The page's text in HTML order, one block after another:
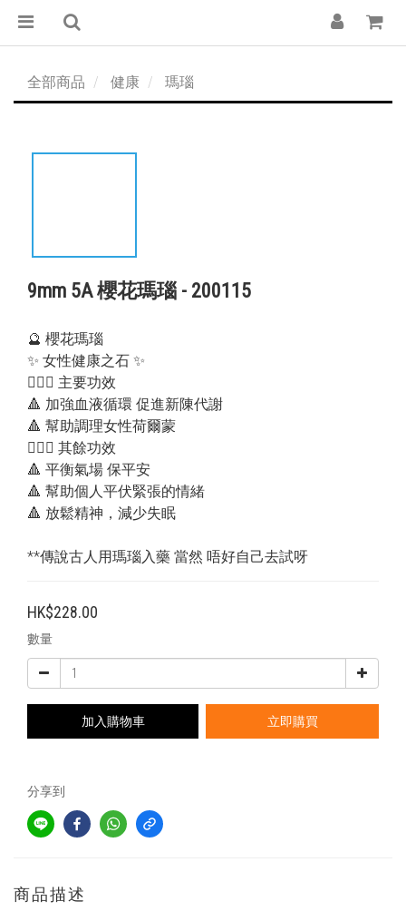
全部商品 健康 瑪瑙
9mm 5A 櫻花瑪瑙 - 200115
🔮 櫻花瑪瑙
✨ 女性健康之石 ✨
💁🏻‍♀️ 主要功效
🔺 加強血液循環 促進新陳代謝
🔺 幫助調理女性荷爾蒙
💁🏻‍♂️ 其餘功效
🔺 平衡氣場 保平安
🔺 幫助個人平伏緊張的情緒
🔺 放鬆精神，減少失眠
**傳說古人用瑪瑙入藥 當然 唔好自己去試呀
HK$228.00
數量
加入購物車 立即購買
分享到
商品描述